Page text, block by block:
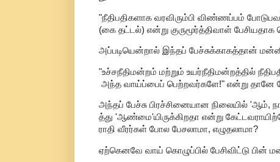
"நீதிபதிகளாக வரவிரும்பி விண்ணப்பம்
(கை தட்டல்) என்று குருமூர்த்திவாள்
அப்படியென்றால் இந்தப் பேச்சுக்காகத்தான்
"உச்சநீதிமன்றம் மற்றும் உயர்நீதிமன்றத்தில்
அந்த வாய்ப்பைப் பெற்றவர்களே!" என்று தானே
அந்தப் பேச்சு பிரச்சினையான நிலையில் 'ஆம்,
த்து 'ஆண்மை'யிருக்கிறதா என்று
ராதி வீரர்கள் போல பேசலாமா, எழுதலாமா?
ஏற்கெனவே வாய் கொழுப்பில் பேசிவிட்டு பின்